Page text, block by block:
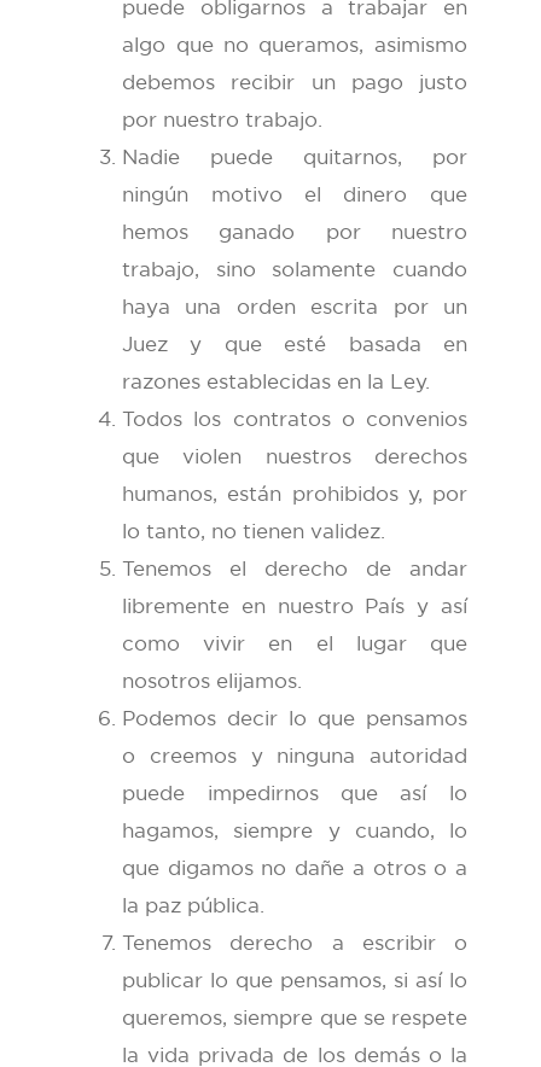
puede obligarnos a trabajar en
algo que no queramos, asimismo
debemos recibir un pago justo
por nuestro trabajo.
Nadie puede quitarnos, por
ningún motivo el dinero que
hemos ganado por nuestro
trabajo, sino solamente cuando
haya una orden escrita por un
Juez y que esté basada en
razones establecidas en la Ley.
Todos los contratos o convenios
que violen nuestros derechos
humanos, están prohibidos y, por
lo tanto, no tienen validez.
Tenemos el derecho de andar
libremente en nuestro País y así
como vivir en el lugar que
nosotros elijamos.
Podemos decir lo que pensamos
o creemos y ninguna autoridad
puede impedirnos que así lo
hagamos, siempre y cuando, lo
que digamos no dañe a otros o a
la paz pública.
Tenemos derecho a escribir o
publicar lo que pensamos, si así lo
queremos, siempre que se respete
la vida privada de los demás o la